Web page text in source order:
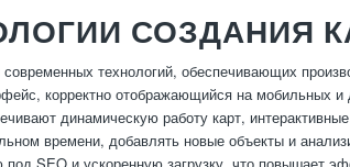
СОЗДАНИЯ
технологий, обеспечивающих
корректно отображающийся на мобильных и
динамическую работу карт,
времени, добавлять новые объекты и
SEO и ускоренную загрузку, что повышает